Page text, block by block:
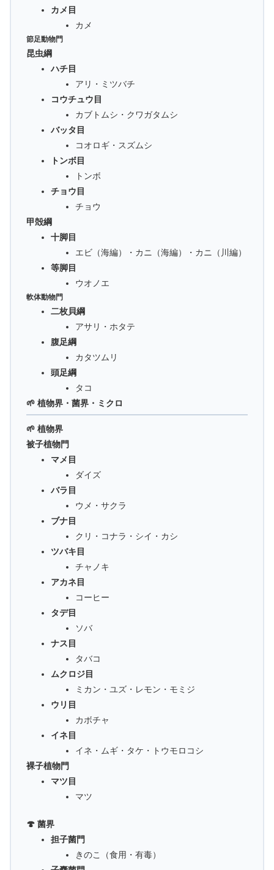
カメ目
カメ
節足動物門
昆虫綱
ハチ目
アリ・ミツバチ
コウチュウ目
カブトムシ・クワガタムシ
バッタ目
コオロギ・スズムシ
トンボ目
トンボ
チョウ目
チョウ
甲殻綱
十脚目
エビ（海編）・カニ（海編）・カニ（川編）
等脚目
ウオノエ
軟体動物門
二枚貝綱
アサリ・ホタテ
腹足綱
カタツムリ
頭足綱
タコ
🌱 植物界・菌界・ミクロ
🌱 植物界
被子植物門
マメ目
ダイズ
バラ目
ウメ・サクラ
ブナ目
クリ・コナラ・シイ・カシ
ツバキ目
チャノキ
アカネ目
コーヒー
タデ目
ソバ
ナス目
タバコ
ムクロジ目
ミカン・ユズ・レモン・モミジ
ウリ目
カボチャ
イネ目
イネ・ムギ・タケ・トウモロコシ
裸子植物門
マツ目
マツ
🍄 菌界
担子菌門
きのこ（食用・有毒）